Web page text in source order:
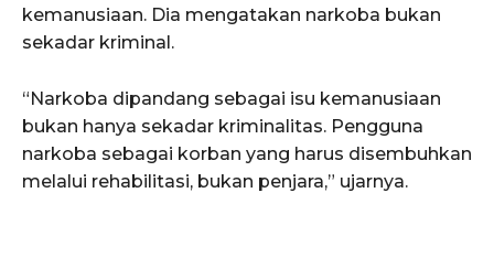
kemanusiaan. Dia mengatakan narkoba bukan
sekadar kriminal.
“Narkoba dipandang sebagai isu kemanusiaan
bukan hanya sekadar kriminalitas. Pengguna
narkoba sebagai korban yang harus disembuhkan
melalui rehabilitasi, bukan penjara,” ujarnya.